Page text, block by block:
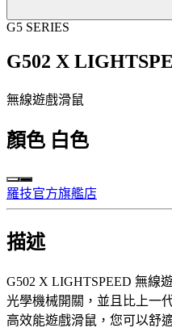
G5 SERIES
G502 X
無線遊戲滑鼠
顏色 白色
羅技官方旗艦店
描述
G502 X LIGHTSPEED 無線
光學機械開關，並且比上一
高效能遊戲滑鼠，您可以舒